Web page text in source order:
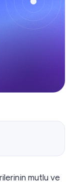
mutlu ve